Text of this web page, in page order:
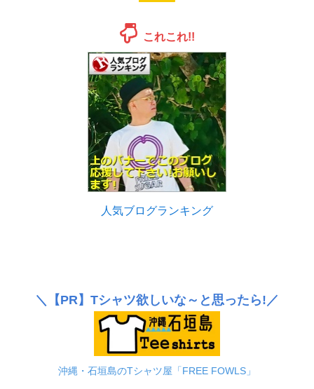
これこれ!!
人気ブログランキング
＼ 【PR】 Tシャツ欲しいな～と思ったら!／
沖縄・石垣島のTシャツ屋「FREE FOWLS」